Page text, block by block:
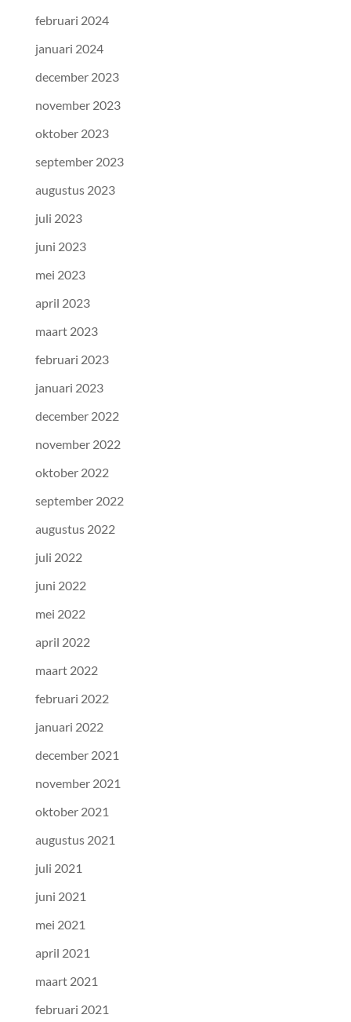
februari 2024
januari 2024
december 2023
november 2023
oktober 2023
september 2023
augustus 2023
juli 2023
juni 2023
mei 2023
april 2023
maart 2023
februari 2023
januari 2023
december 2022
november 2022
oktober 2022
september 2022
augustus 2022
juli 2022
juni 2022
mei 2022
april 2022
maart 2022
februari 2022
januari 2022
december 2021
november 2021
oktober 2021
augustus 2021
juli 2021
juni 2021
mei 2021
april 2021
maart 2021
februari 2021